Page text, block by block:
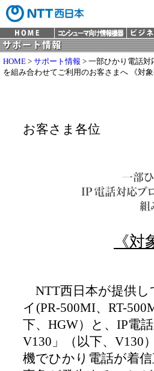
HOME > サポート情報 > 一部ひかり電話対
を組み合わせてご利用のお客さまへ 《対
お客さま各位
《
NTT西日本が提供し
イ(PR-500MI、RT-
下、HGW）と、IP電
V130」（以下、V130
機でひかり電話が着